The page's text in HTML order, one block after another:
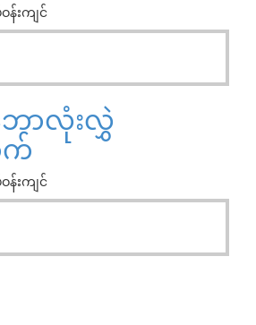
န်းကျင်
ာလုံးလွှဲ
န်းကျင်